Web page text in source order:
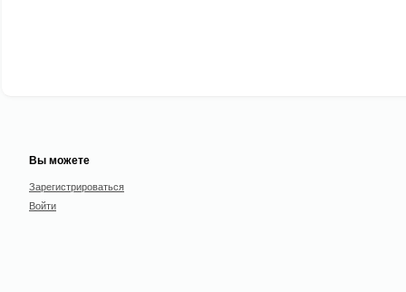
Вы можете
Зарегистрироваться
Войти